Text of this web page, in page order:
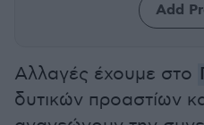
Add
Αλλαγές έχουμε στο
δυτικών προαστίων